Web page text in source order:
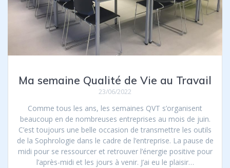
Ma semaine Qualité de Vie au Travail
23/06/2022
Comme tous les ans, les semaines QVT s’organisent
beaucoup en ​de nombreuses entreprises au mois de juin.
C’est toujours une belle occasion de transmettre les outils
de la Sophrologie dans le cadre de l’entreprise. La pause de
midi pour se ressourcer et retrouver l’énergie positive pour
l’après-midi et les jours à venir. J’ai eu le plaisir…